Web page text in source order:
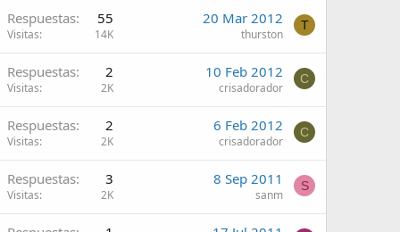
Respuestas 55
Visitas 14K
20 Mar 2012
thurston
T
Respuestas 2
Visitas 2K
10 Feb 2012
crisadorador
C
Respuestas 2
Visitas 2K
6 Feb 2012
crisadorador
C
Respuestas 3
Visitas 2K
8 Sep 2011
sanm
S